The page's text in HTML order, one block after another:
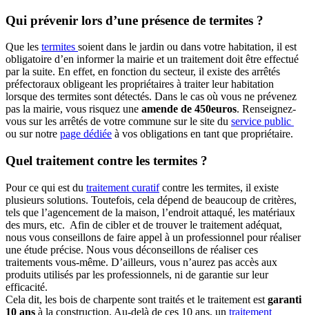
Qui prévenir lors d’une présence de termites ?
Que les termites soient dans le jardin ou dans votre habitation, il est
obligatoire d’en informer la mairie et un traitement doit être effectué
par la suite. En effet, en fonction du secteur, il existe des arrêtés
préfectoraux obligeant les propriétaires à traiter leur habitation
lorsque des termites sont détectés. Dans le cas où vous ne prévenez
pas la mairie, vous risquez une amende de 450euros. Renseignez-
vous sur les arrêtés de votre commune sur le site du service public
ou sur notre page dédiée à vos obligations en tant que propriétaire.
Quel traitement contre les termites ?
Pour ce qui est du traitement curatifcontre les termites, il existe
plusieurs solutions. Toutefois, cela dépend de beaucoup de critères,
tels que l’agencement de la maison, l’endroit attaqué, les matériaux
des murs, etc. Afin de cibler et de trouver le traitement adéquat,
nous vous conseillons de faire appel à un professionnel pour réaliser
une étude précise. Nous vous déconseillons de réaliser ces
traitements vous-même. D’ailleurs, vous n’aurez pas accès aux
produits utilisés par les professionnels, ni de garantie sur leur
efficacité.
Cela dit, les bois de charpente sont traités et le traitement est garanti
10 ans à la construction. Au-delà de ces 10 ans, un traitement